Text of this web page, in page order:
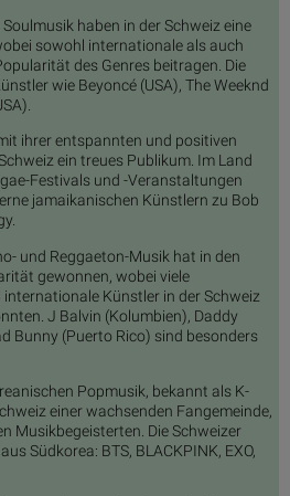
Soulmusik haben in der Schweiz eine
sowohl internationale als auch
des Genres beitragen. Die
wie Beyoncé (USA), The Weeknd
ihrer entspannten und positiven
ein treues Publikum. Im Land
Festivals und -Veranstaltungen
jamaikanischen Künstlern zu Bob
und Reggaeton-Musik hat in den
gewonnen, wobei viele
Künstler in der Schweiz
J Balvin (Kolumbien), Daddy
Bunny (Puerto Rico) sind besonders
Popmusik, bekannt als K-
einer wachsenden Fangemeinde,
Musikbegeisterten. Die Schweizer
Südkorea: BTS, BLACKPINK, EXO,